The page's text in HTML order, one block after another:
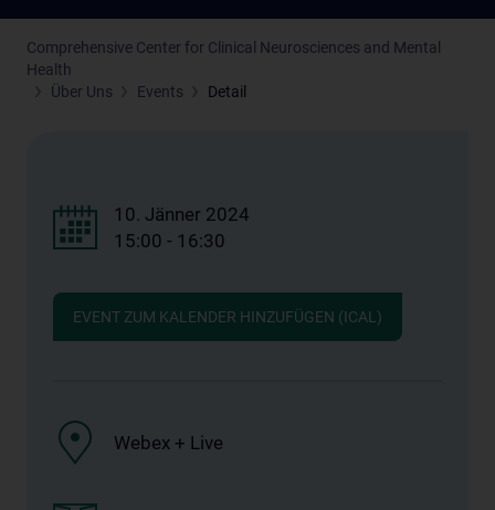
Comprehensive Center for Clinical Neurosciences and Mental
Health
Über Uns
Events Detail
10. Jänner 2024
15:00 - 16:30
EVENT ZUM KALENDER HINZUFÜGEN (ICAL)
Webex + Live